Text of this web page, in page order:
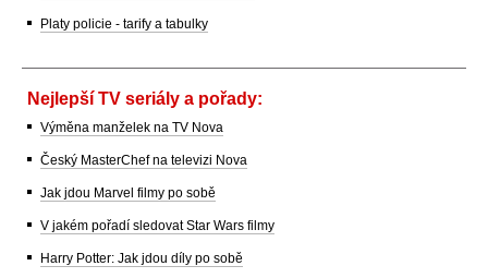
Platy policie - tarify a tabulky
Nejlepší TV seriály a pořady:
Výměna manželek na TV Nova
Český MasterChef na televizi Nova
Jak jdou Marvel filmy po sobě
V jakém pořadí sledovat Star Wars filmy
Harry Potter: Jak jdou díly po sobě